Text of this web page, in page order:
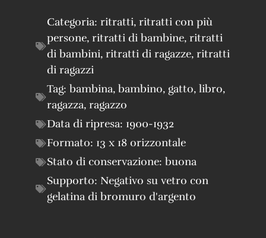
Categoria: ritratti, ritratti con più
persone, ritratti di bambine, ritratti
di bambini, ritratti di ragazze, ritratti
di ragazzi
Tag: bambina, bambino, gatto, libro,
ragazza, ragazzo
Data di ripresa: 1900-1932
Formato: 13 x 18 orizzontale
Stato di conservazione: buona
Supporto: Negativo su vetro con
gelatina di bromuro d'argento